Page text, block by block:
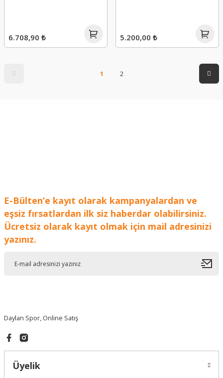
6.708,90 ₺ 5.200,00 ₺
1 2
E-Bülten’e kayıt olarak kampanyalardan ve
eşsiz fırsatlardan ilk siz haberdar olabilirsiniz.
Ücretsiz olarak kayıt olmak için mail adresinizi
yazınız.
Daylan Spor, Online Satış
Üyelik